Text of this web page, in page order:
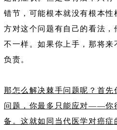
错节，可能根本就没有根本性
方对这个问题有自己的看法，
不一样。如果你上手，那将
负责。
那怎么解决棘手问题呢？首
问题，你最多只能应对——你
备。这就如同当代医学对癌